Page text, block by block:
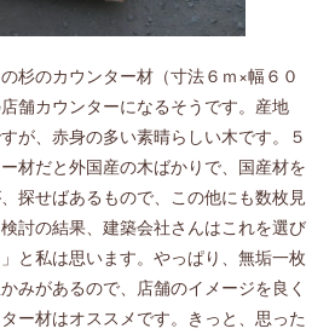
杉のカウンター材（寸法６ｍ×幅６０
舗カウンターになるそうです。産地
が、赤身の多い素晴らしい木です。５
材だと外国産の木ばかりで、国産材を
探せばあるもので、この他にも数枚見
討の結果、建築会社さんはこれを選び
と私は思います。やっぱり、無垢一枚
みがあるので、店舗のイメージを良く
ー材はオススメです。きっと、思った